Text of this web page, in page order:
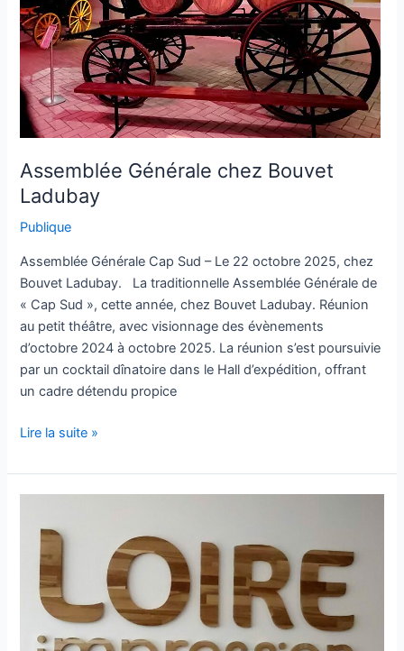
Assemblée Générale chez Bouvet
Ladubay
Publique
Assemblée Générale Cap Sud – Le 22 octobre 2025, chez
Bouvet Ladubay. La traditionnelle Assemblée Générale de
« Cap Sud », cette année, chez Bouvet Ladubay. Réunion
au petit théâtre, avec visionnage des évènements
d’octobre 2024 à octobre 2025. La réunion s’est poursuivie
par un cocktail dînatoire dans le Hall d’expédition, offrant
un cadre détendu propice
Lire la suite »
d’entreprise
Loire
Impression